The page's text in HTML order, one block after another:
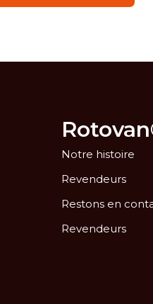
Notre histoire
Revendeurs
Restons en
Revendeurs